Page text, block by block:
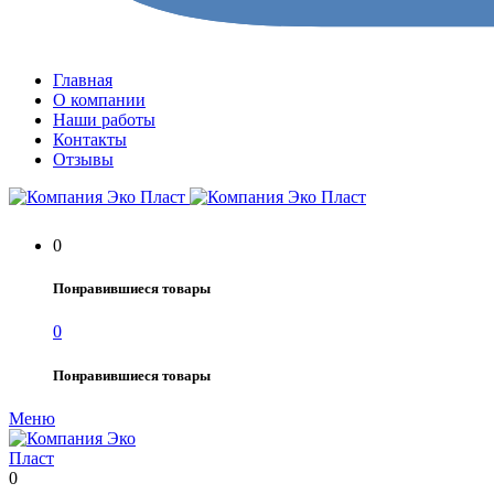
Главная
О компании
Наши работы
Контакты
Отзывы
0
Понравившиеся товары
0
Понравившиеся товары
Меню
0